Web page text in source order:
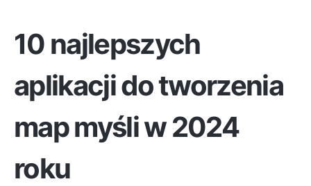
10 najlepszych
aplikacji do tworzenia
map myśli w 2024
roku